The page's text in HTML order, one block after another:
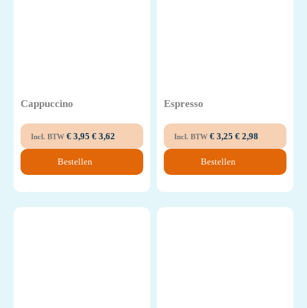
Cappuccino
Incl. BTW € 3,95 € 3,62
Bestellen
Espresso
Incl. BTW € 3,25 € 2,98
Bestellen